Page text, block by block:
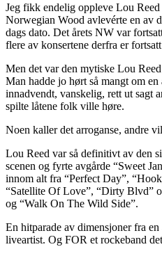
Jeg fikk endelig oppleve Lou
Norwegian Wood avlevérte en av
dags dato. Det årets NW var
flere av konsertene derfra er
Men det var den mytiske Lou
Man hadde jo hørt så mangt om
innadvendt, vanskelig, rett ut sagt
spilte låtene folk ville høre.
Noen kaller det arroganse, andre
Lou Reed var så definitivt av den
scenen og fyrte avgårde “Sweet
innom alt fra “Perfect Day”,
“Satellite Of Love”, “Dirty Blvd”
og “Walk On The Wild Side”.
En hitparade av dimensjoner fra
liveartist. Og FOR et rockeband